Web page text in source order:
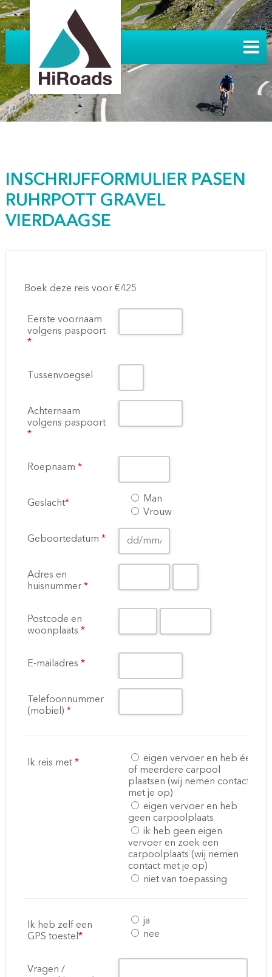
INSCHRIJFFORMULIER PASEN
RUHRPOTT GRAVEL
VIERDAAGSE
Boek deze reis voor €425
Eerste voornaam
volgens paspoort
*
Tussenvoegsel
Achternaam
volgens paspoort
*
Roepnaam *
Geslacht*
Man
Vrouw
Geboortedatum *
Adres en
huisnummer *
Postcode en
woonplaats *
E-mailadres *
Telefoonnummer
(mobiel) *
Ik reis met *
eigen vervoer en heb één
of meerdere carpool
plaatsen (wij nemen contact
met je op)
eigen vervoer en heb
geen carpoolplaats
ik heb geen eigen
vervoer en zoek een
carpoolplaats (wij nemen
contact met je op)
niet van toepassing
Ik heb zelf een
GPS toestel *
ja
nee
Vragen /